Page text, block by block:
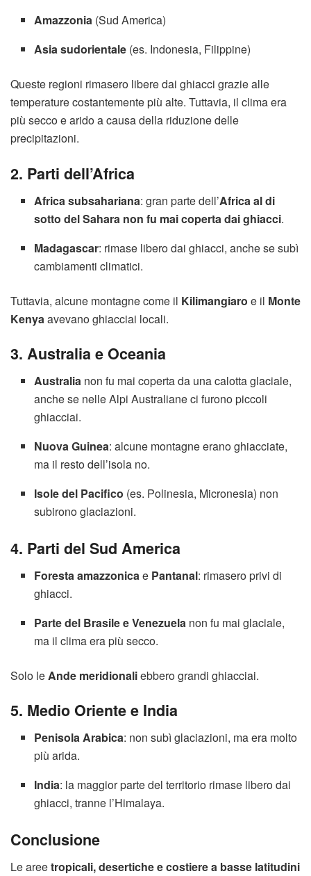
Amazzonia (Sud America)
Asia sudorientale (es. Indonesia, Filippine)
Queste regioni rimasero libere dai ghiacci grazie alle
temperature costantemente più alte. Tuttavia, il clima era
più secco e arido a causa della riduzione delle
precipitazioni.
2. Parti dell’Africa
Africa subsahariana: gran parte dell’Africa al di
sotto del Sahara non fu mai coperta dai ghiacci.
Madagascar: rimase libero dai ghiacci, anche se subì
cambiamenti climatici.
Tuttavia, alcune montagne come il Kilimangiaro e il Monte
Kenyaavevano ghiacciai locali.
3. Australia e Oceania
Australia non fu mai coperta da una calotta glaciale,
anche se nelle Alpi Australiane ci furono piccoli
ghiacciai.
Nuova Guinea: alcune montagne erano ghiacciate,
ma il resto dell’isola no.
Isole del Pacifico (es. Polinesia, Micronesia) non
subirono glaciazioni.
4. Parti del Sud America
Foresta amazzonicae Pantanal: rimasero privi di
ghiacci.
Parte del Brasile e Venezuela non fu mai glaciale,
ma il clima era più secco.
Solo leAnde meridionaliebbero grandi ghiacciai.
5. Medio Oriente e India
Penisola Arabica: non subì glaciazioni, ma era molto
più arida.
India: la maggior parte del territorio rimase libero dai
ghiacci, tranne l’Himalaya.
Conclusione
Le areetropicali, desertiche e costiere a basse latitudini